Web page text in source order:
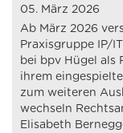
05. März 2026
Ab März 2026
Praxisgruppe IP/
bei bpv Hügel als
ihrem
zum weiteren
wechseln
Elisabeth